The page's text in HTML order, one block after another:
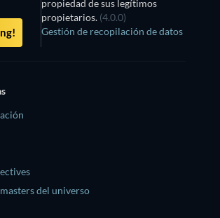
propiedad de sus legítimos
propietarios. (4.0.0)
Gestión de recopilación de datos
del universo